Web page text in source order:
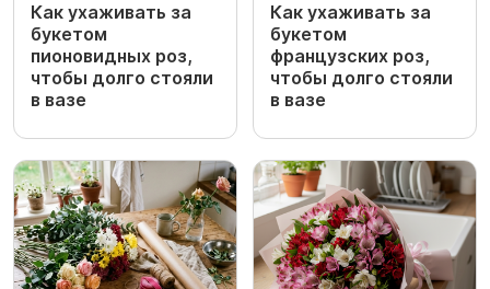
Как ухаживать за
букетом
пионовидных роз,
чтобы долго стояли
в вазе
Как ухаживать за
букетом
французских роз,
чтобы долго стояли
в вазе